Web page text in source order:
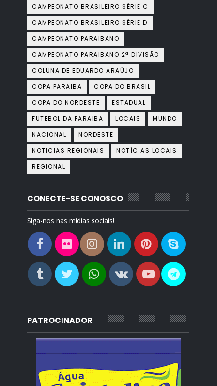
CAMPEONATO BRASILEIRO SÉRIE C
CAMPEONATO BRASILEIRO SÉRIE D
CAMPEONATO PARAIBANO
CAMPEONATO PARAIBANO 2ª DIVISÃO
COLUNA DE EDUARDO ARAÚJO
COPA PARAIBA
COPA DO BRASIL
COPA DO NORDESTE
ESTADUAL
FUTEBOL DA PARAIBA
LOCAIS
MUNDO
NACIONAL
NORDESTE
NOTICIAS REGIONAIS
NOTÍCIAS LOCAIS
REGIONAL
CONECTE-SE CONOSCO
Siga-nos nas mídias sociais!
PATROCINADOR